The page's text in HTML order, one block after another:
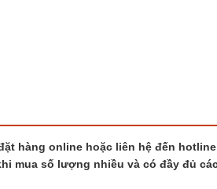
hàng online hoặc liên hệ đến
mua số lượng nhiều và có đầy đủ